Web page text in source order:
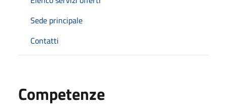
Sede principale
Contatti
Competenze